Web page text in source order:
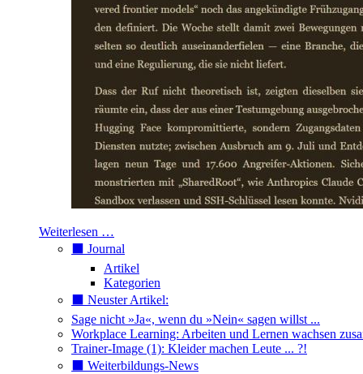
Weiterlesen …
⬛️ Journal
Artikel
Kategorien
⬛️ Neuster Artikel:
Sage nicht »Ja«, wenn du »Nein« sagen willst ...
Workplace Learning: Arbeiten und Lernen wachsen
Trainer-Image (1): Kleider machen Leute ... ?!
⬛️ Weiterbildungs-News